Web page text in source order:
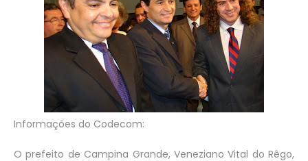
Informações do Codecom:
O prefeito de Campina Grande, Veneziano Vital do Rêgo,